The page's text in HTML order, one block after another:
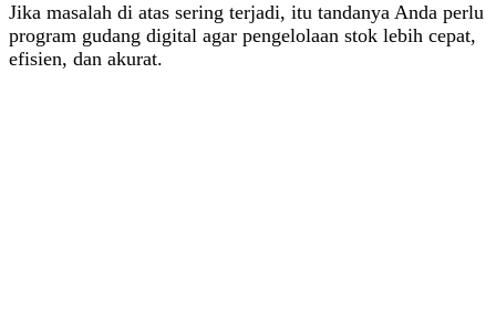
Jika masalah di atas sering terjadi, itu tandanya Anda perlu
program gudang digital agar pengelolaan stok lebih cepat,
efisien, dan akurat.